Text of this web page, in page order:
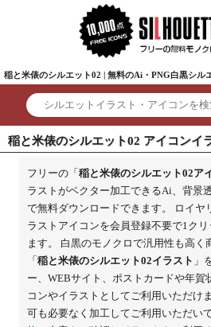
稲と米俵のシルエット02 | 無料のAi・PNG白黒シル
稲と米俵のシルエット02 アイコンイ
フリーの「 稲と米俵のシルエット02ア
ラストがベクター加工できるAi、背景
で無料ダウンロードできます。 ロイヤ
ラストアイコンを会員登録不要で1ク
ます。 白黒のモノクロで汎用性も高く
「 稲と米俵のシルエット02イラスト 」
ー、WEBサイト、ポストカードや年賀
コンやイラストとしてご利用いただけ
可も必要なく加工してご利用いただい